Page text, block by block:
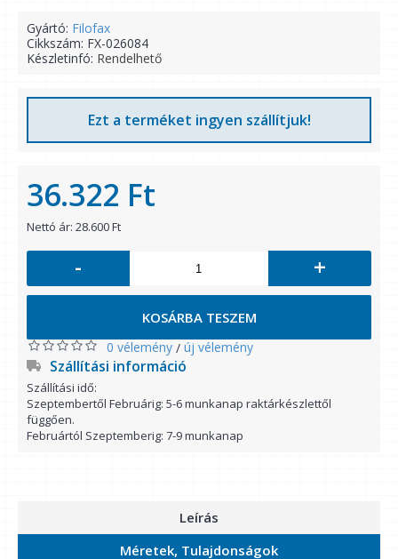
Gyártó: Filofax
Cikkszám: FX-026084
Készletinfó: Rendelhető
Ezt a terméket ingyen szállítjuk!
36.322 Ft
Nettó ár: 28.600 Ft
- +
KOSÁRBA TESZEM
0 vélemény / új vélemény
Szállítási információ
Szállítási idő:
Szeptembertől Februárig: 5-6 munkanap raktárkészlettől
függően.
Februártól Szeptemberig: 7-9 munkanap
Leírás
Méretek, Tulajdonságok